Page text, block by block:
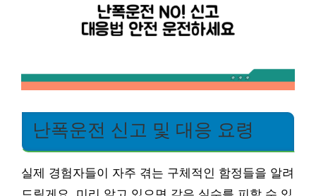
난폭운전 신고 및 대응 요령
실제 경험자들이 자주 겪는 구체적인 함정들을 알려